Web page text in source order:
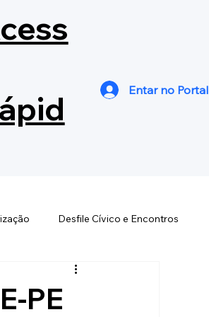
Entar no Portal
Desfile Cívico e Encontros
Dia Est. Bandas e Fanfarras
PE